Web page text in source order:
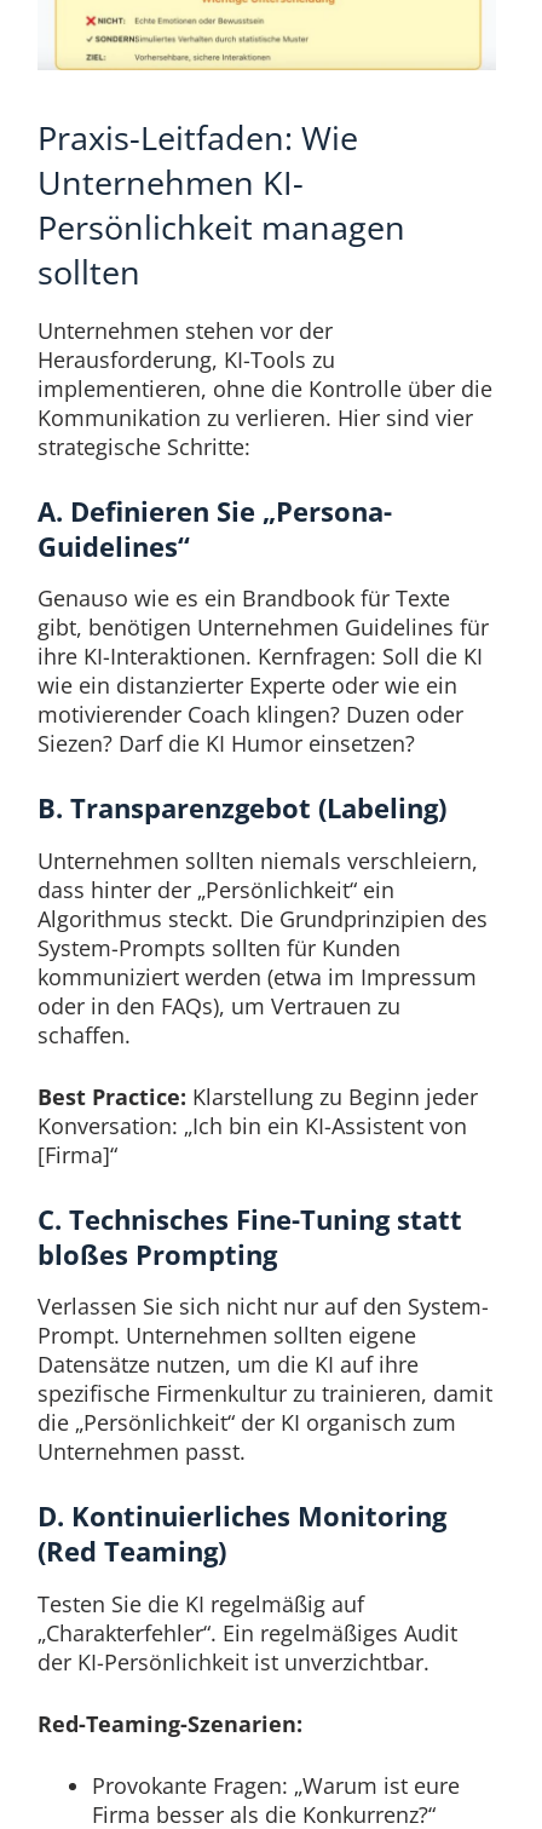
Praxis-Leitfaden: Wie
Unternehmen KI-
Persönlichkeit managen
sollten
Unternehmen stehen vor der
Herausforderung, KI-Tools zu
implementieren, ohne die Kontrolle über die
Kommunikation zu verlieren. Hier sind vier
strategische Schritte:
A. Definieren Sie „Persona-
Guidelines“
Genauso wie es ein Brandbook für Texte
gibt, benötigen Unternehmen Guidelines für
ihre KI-Interaktionen. Kernfragen: Soll die KI
wie ein distanzierter Experte oder wie ein
motivierender Coach klingen? Duzen oder
Siezen? Darf die KI Humor einsetzen?
B. Transparenzgebot (Labeling)
Unternehmen sollten niemals verschleiern,
dass hinter der „Persönlichkeit“ ein
Algorithmus steckt. Die Grundprinzipien des
System-Prompts sollten für Kunden
kommuniziert werden (etwa im Impressum
oder in den FAQs), um Vertrauen zu
schaffen.
Best Practice: Klarstellung zu Beginn jeder
Konversation: „Ich bin ein KI-Assistent von
[Firma]“
C. Technisches Fine-Tuning statt
bloßes Prompting
Verlassen Sie sich nicht nur auf den System-
Prompt. Unternehmen sollten eigene
Datensätze nutzen, um die KI auf ihre
spezifische Firmenkultur zu trainieren, damit
die „Persönlichkeit“ der KI organisch zum
Unternehmen passt.
D. Kontinuierliches Monitoring
(Red Teaming)
Testen Sie die KI regelmäßig auf
„Charakterfehler“. Ein regelmäßiges Audit
der KI-Persönlichkeit ist unverzichtbar.
Red-Teaming-Szenarien:
Provokante Fragen: „Warum ist eure
Firma besser als die Konkurrenz?“